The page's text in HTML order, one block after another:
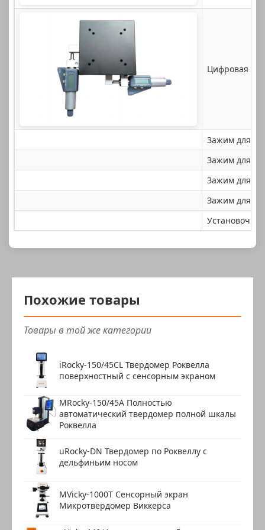
Цифровая X-
Зажим для
Зажим для
Зажим для
Зажим для
Похожие товары
Товары в той же категории
iRocky-150/45CL Твердомер Роквелла
поверхностный с сенсорным экраном
MRocky-150/45A Полностью
автоматический твердомер полной шкалы
Роквелла
uRocky-DN Твердомер по Роквеллу с
дельфиньим носом
MVicky-1000T Сенсорный экран
Микротвердомер Виккерса